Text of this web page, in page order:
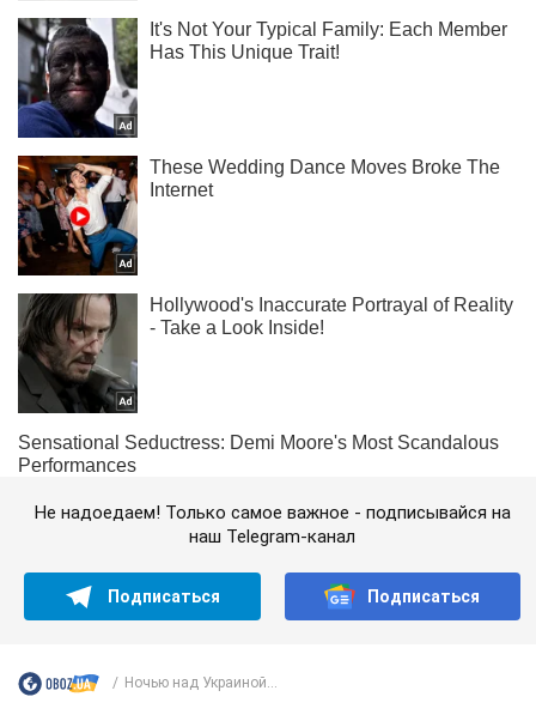
Не надоедаем! Только самое важное - подписывайся на
наш Telegram-канал
Подписаться Подписаться
Ночью над Украиной...